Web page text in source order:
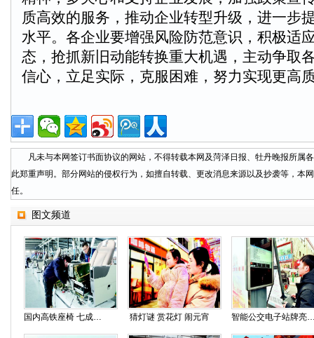
质高效的服务，推动企业转型升级，进一步
水平。各企业要增强风险防范意识，积极适
态，抢抓新旧动能转换重大机遇，主动争取
信心，立足实际，克服困难，努力实现更高
凡未与本网签订书面协议的网站，不得转载本网及菏泽日报、牡丹晚报所属
此郑重声明。部分网站的侵权行为，如擅自转载、更改消息来源以及抄袭等，本
任。
图文频道
国内高铁座椅 七成产自菏泽 猜灯谜 赏花灯 闹元宵 智能公交电子站牌